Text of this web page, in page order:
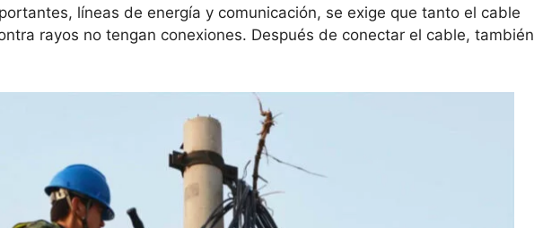
líneas de energía y comunicación, se exige que tanto el cable
rayos no tengan conexiones. Después de conectar el cable, también